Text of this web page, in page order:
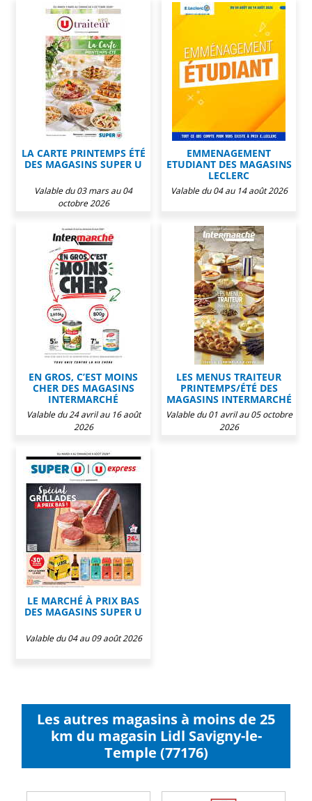
LA CARTE PRINTEMPS ÉTÉ
DES MAGASINS SUPER U
Valable du 03 mars au 04
octobre 2026
EMMENAGEMENT
ETUDIANT DES MAGASINS
LECLERC
Valable du 04 au 14 août 2026
EN GROS, C’EST MOINS
CHER DES MAGASINS
INTERMARCHÉ
Valable du 24 avril au 16 août
2026
LES MENUS TRAITEUR
PRINTEMPS/ÉTÉ DES
MAGASINS INTERMARCHÉ
Valable du 01 avril au 05 octobre
2026
LE MARCHÉ À PRIX BAS
DES MAGASINS SUPER U
Valable du 04 au 09 août 2026
Les autres magasins à moins de 25
km du magasin Lidl Savigny-le-
Temple (77176)